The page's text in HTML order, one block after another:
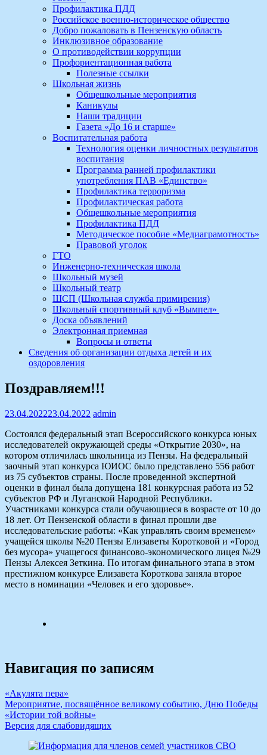
Профилактика ПДД
Российское военно-историческое общество
Добро пожаловать в Пензенскую область
Инклюзивное образование
О противодействии коррупции
Профориентационная работа
Полезные ссылки
Школьная жизнь
Общешкольные мероприятия
Каникулы
Наши традиции
Газета «До 16 и старше»
Воспитательная работа
Технология оценки личностных результатов
воспитания
Программа ранней профилактики
употребления ПАВ «Единство»
Профилактика терроризма
Профилактическая работа
Общешкольные мероприятия
Профилактика ПДД
Методическое пособие «Медиаграмотность»
Правовой уголок
ГТО
Инженерно-техническая школа
Школьный музей
Школьный театр
ШСП (Школьная служба примирения)
Школьный спортивный клуб «Вымпел»
Доска объявлений
Электронная приемная
Вопросы и ответы
Сведения об организации отдыха детей и их
оздоровления
Поздравляем!!!
23.04.202223.04.2022 admin
Состоялся федеральный этап Всероссийского конкурса юных
исследователей окружающей среды «Открытие 2030», на
котором отличилась школьница из Пензы. На федеральный
заочный этап конкурса ЮИОС было представлено 556 работ
из 75 субъектов страны. После проведенной экспертной
оценки в финал была допущена 181 конкурсная работа из 52
субъектов РФ и Луганской Народной Республики.
Участниками конкурса стали обучающиеся в возрасте от 10 до
18 лет. От Пензенской области в финал прошли две
исследовательские работы: «Как управлять своим временем»
учащейся школы №20 Пензы Елизаветы Коротковой и «Город
без мусора» учащегося финансово-экономического лицея №29
Пензы Алексея Зеткина. По итогам финального этапа в этом
престижном конкурсе Елизавета Короткова заняла второе
место в номинации «Человек и его здоровье».
Навигация по записям
«Акулята пера»
Мероприятие, посвящённое великому событию, Дню Победы
«Истории той войны»
Версия для слабовидящих